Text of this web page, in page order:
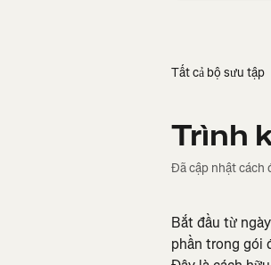
Tất cả bộ sưu tập
Trình
Đã cập nhật cách
Bắt đầu từ
phần trong gói